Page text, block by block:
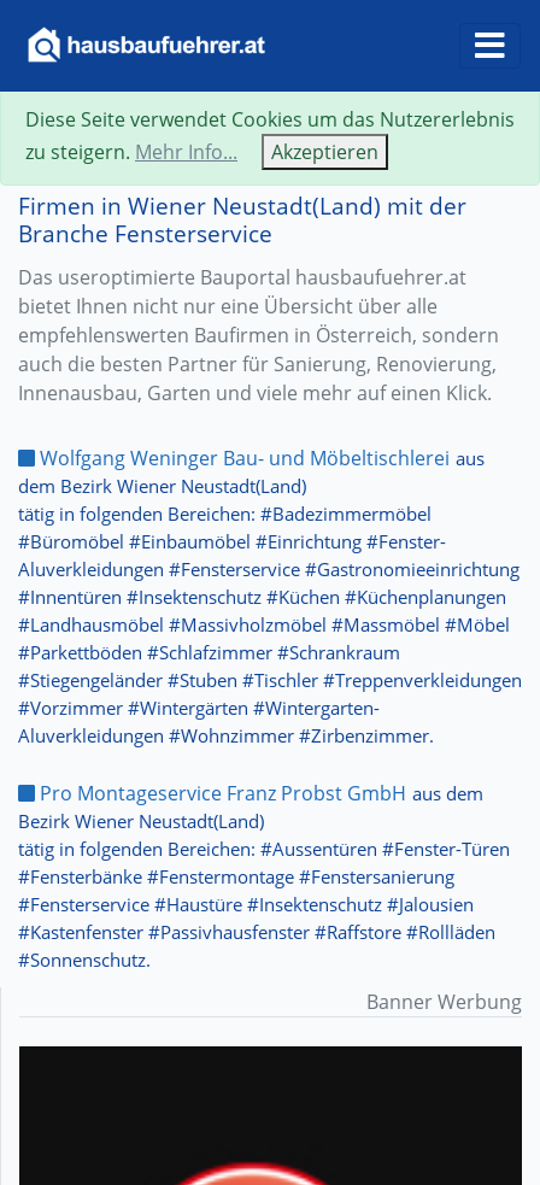
Firmen in Wiener Neustadt(Land) mit der
Branche Fensterservice
Das useroptimierte Bauportal hausbaufuehrer.at
bietet Ihnen nicht nur eine Übersicht über alle
empfehlenswerten Baufirmen in Österreich, sondern
auch die besten Partner für Sanierung, Renovierung,
Innenausbau, Garten und viele mehr auf einen Klick.
Wolfgang Weninger Bau- und Möbeltischlerei aus
dem Bezirk Wiener Neustadt(Land)
tätig in folgenden Bereichen: #Badezimmermöbel
#Büromöbel #Einbaumöbel #Einrichtung #Fenster-
Aluverkleidungen #Fensterservice #Gastronomieeinrichtung
#Innentüren #Insektenschutz #Küchen #Küchenplanungen
#Landhausmöbel #Massivholzmöbel #Massmöbel #Möbel
#Parkettböden #Schlafzimmer #Schrankraum
#Stiegengeländer #Stuben #Tischler #Treppenverkleidungen
#Vorzimmer #Wintergärten #Wintergarten-
Aluverkleidungen #Wohnzimmer #Zirbenzimmer.
Pro Montageservice Franz Probst GmbH aus dem
Bezirk Wiener Neustadt(Land)
tätig in folgenden Bereichen: #Aussentüren #Fenster-Türen
#Fensterbänke #Fenstermontage #Fenstersanierung
#Fensterservice #Haustüre #Insektenschutz #Jalousien
#Kastenfenster #Passivhausfenster #Raffstore #Rollläden
#Sonnenschutz.
Banner Werbung
Diese Seite verwendet Cookies um das Nutzererlebnis
zu steigern. Mehr Info... Akzeptieren